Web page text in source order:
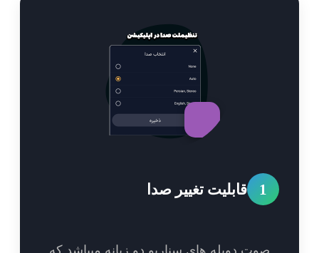
قابلیت تغییر صدا
دوبله های سناریو دو زبانه میباشد که